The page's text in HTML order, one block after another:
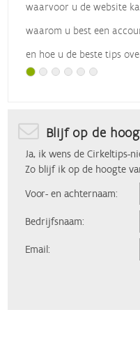
waarvoor u de website
waarom u best een
en hoe u de beste tips
Blijf op de
Ja, ik wens de Cirkeltips-
Zo blijf ik op de hoogte
Voor- en achternaam:
Bedrijfsnaam:
Email: